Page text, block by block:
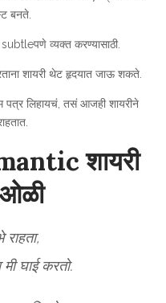
बनते.
व्यक्त करण्यासाठी.
शायरी थेट हृदयात जाऊ शकते.
पत्र लिहायचं, तसं आजही शायरीने
शायरी
घाई करतो.